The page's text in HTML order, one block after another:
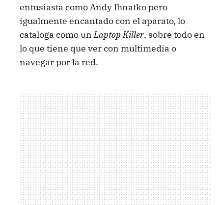
entusiasta como Andy Ihnatko pero
igualmente encantado con el aparato, lo
cataloga como unLaptop Killer, sobre todo en
lo que tiene que ver con multimedia o
navegar por la red.